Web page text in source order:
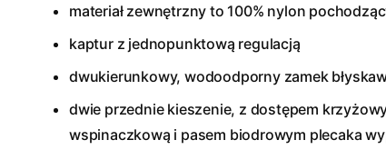
materiał zewnętrzny to 100% nylon
kaptur z jednopunktową regulacją
dwukierunkowy, wodoodporny zamek
dwie przednie kieszenie, z dostępem
wspinaczkową i pasem biodrowym plecaka